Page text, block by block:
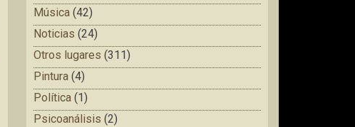
Música (42)
Noticias (24)
Otros lugares (311)
Pintura (4)
Política (1)
Psicoanálisis (2)